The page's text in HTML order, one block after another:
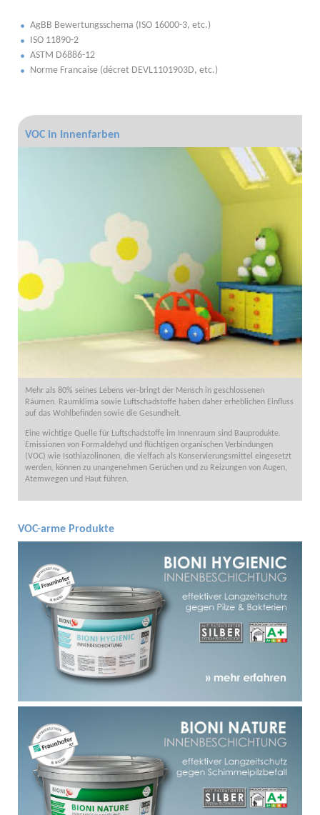
AgBB Bewertungsschema (ISO 16000-3, etc.)
ISO 11890-2
ASTM D6886-12
Norme Francaise (décret DEVL1101903D, etc.)
VOC in Innenfarben
Mehr als 80% seines Lebens ver-bringt der Mensch in geschlossenen
Räumen. Raumklima sowie Luftschadstoffe haben daher erheblichen Einfluss
auf das Wohlbefinden sowie die Gesundheit.
Eine wichtige Quelle für Luftschadstoffe im Innenraum sind Bauprodukte.
Emissionen von Formaldehyd und flüchtigen organischen Verbindungen
(VOC) wie Isothiazolinonen, die vielfach als Konservierungsmittel eingesetzt
werden, können zu unangenehmen Gerüchen und zu Reizungen von Augen,
Atemwegen und Haut führen.
VOC-arme Produkte